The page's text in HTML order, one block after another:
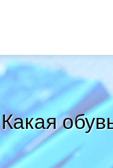
Какая